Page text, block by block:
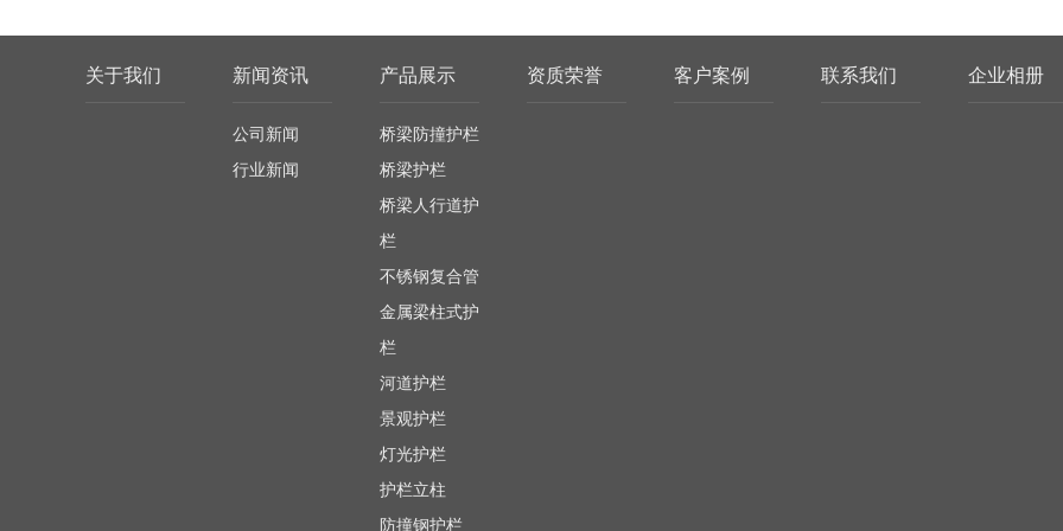
关于我们 新闻资讯
公司新闻
行业新闻
产品展示
桥梁防撞护栏
桥梁护栏
桥梁人行道护
栏
不锈钢复合管
金属梁柱式护
栏
河道护栏
景观护栏
灯光护栏
护栏立柱
防撞钢护栏
资质荣誉 客户案例 联系我们 企业相册